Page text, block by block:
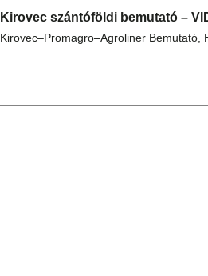
Kirovec szántóföldi bemutató –
Kirovec–Promagro–Agroliner Bemutató,